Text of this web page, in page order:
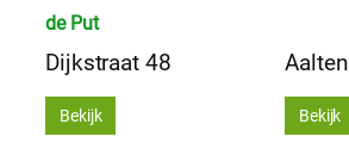
de Put
Dijkstraat 48
Bekijk
Aalten
Bekijk